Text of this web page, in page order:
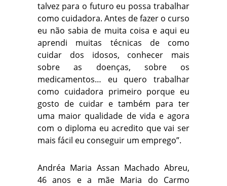
talvez para o futuro eu possa trabalhar
como cuidadora. Antes de fazer o curso
eu não sabia de muita coisa e aqui eu
aprendi muitas técnicas de como
cuidar dos idosos, conhecer mais
sobre as doenças, sobre os
medicamentos… eu quero trabalhar
como cuidadora primeiro porque eu
gosto de cuidar e também para ter
uma maior qualidade de vida e agora
com o diploma eu acredito que vai ser
mais fácil eu conseguir um emprego”.
Andréa Maria Assan Machado Abreu,
46 anos e a mãe Maria do Carmo